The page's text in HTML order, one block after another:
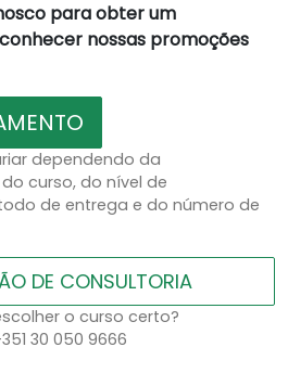
para obter um
nossas promoções
dependendo da
curso, do nível de
de entrega e do número de
DE CONSULTORIA
o curso certo?
30 050 9666